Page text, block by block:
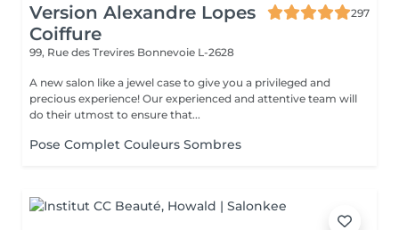
Version Alexandre Lopes
Coiffure
297
99, Rue des Trevires Bonnevoie L-2628
A new salon like a jewel case to give you a privileged and
precious experience! Our experienced and attentive team will
do their utmost to ensure that...
Pose Complet Couleurs Sombres